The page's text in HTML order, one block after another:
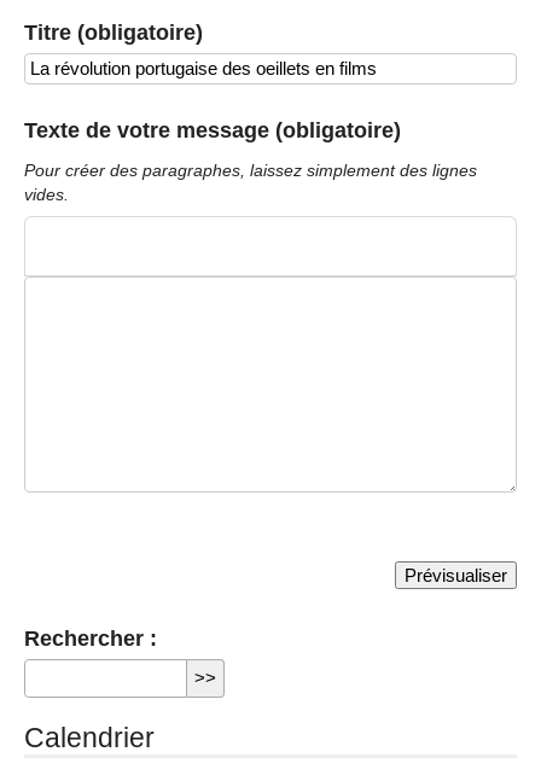
Titre (obligatoire)
Texte de votre message (obligatoire)
Pour créer des paragraphes, laissez simplement des lignes
vides.
Rechercher :
Calendrier